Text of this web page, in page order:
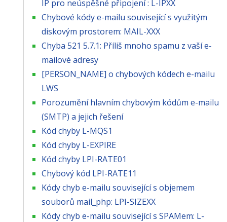
IP pro neúspěšné připojení : L-IPXX
Chybové kódy e-mailu související s využitým
diskovým prostorem: MAIL-XXX
Chyba 521 5.7.1: Příliš mnoho spamu z vaší e-
mailové adresy
[PERSON_NAME] o chybových kódech e-mailu
LWS
Porozumění hlavním chybovým kódům e-mailu
(SMTP) a jejich řešení
Kód chyby L-MQS1
Kód chyby L-EXPIRE
Kód chyby LPI-RATE01
Chybový kód LPI-RATE11
Kódy chyb e-mailu související s objemem
souborů mail_php: LPI-SIZEXX
Kódy chyb e-mailu související s SPAMem: L-